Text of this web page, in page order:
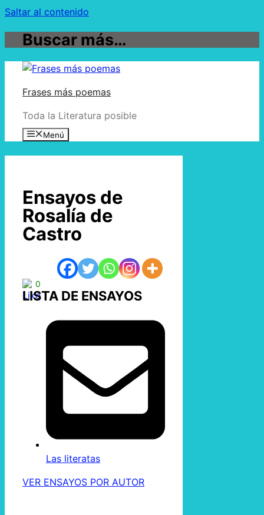
Saltar al contenido
Buscar más…
Frases más poemas
Toda la Literatura posible
Menú
Ensayos de
Rosalía de
Castro
0
LISTA DE ENSAYOS
Las literatas
VER ENSAYOS POR AUTOR